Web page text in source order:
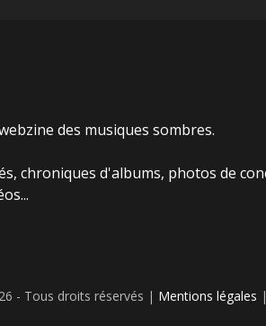
des musiques sombres.
chroniques d'albums, photos de
- Tous droits réservés | Mentions légales |